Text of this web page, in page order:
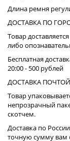
Длина ремня
ДОСТАВКА ПО
Товар
либо
Бесплатная
20:00 - 500 рублей
ДОСТАВКА
Товар
непрозрачный
скотчем.
Доставка по
точную сумму вам